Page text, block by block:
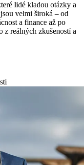
lidé kladou otázky a
velmi široká – od
a finance až po
z reálných zkušeností a